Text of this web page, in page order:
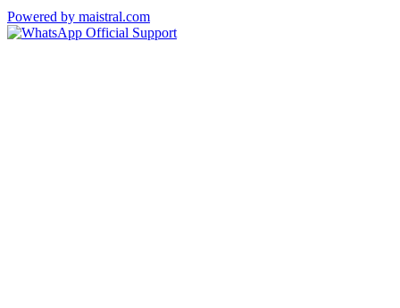
Powered by maistral.com